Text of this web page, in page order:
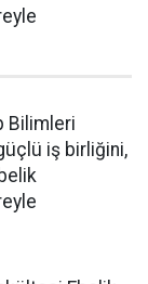
Bilimleri
iş birliğini,